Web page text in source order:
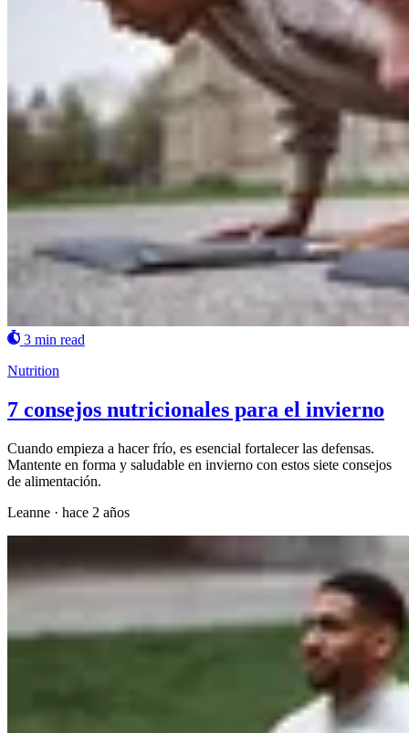
3 min read
Nutrition
7 consejos nutricionales para el invierno
Cuando empieza a hacer frío, es esencial fortalecer las defensas.
Mantente en forma y saludable en invierno con estos siete consejos
de alimentación.
Leanne · hace 2 años